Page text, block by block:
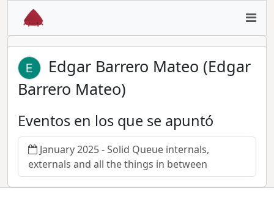
Edgar Barrero Mateo (Edgar
Barrero Mateo)
Eventos en los que se apuntó
January 2025 - Solid Queue internals,
externals and all the things in between